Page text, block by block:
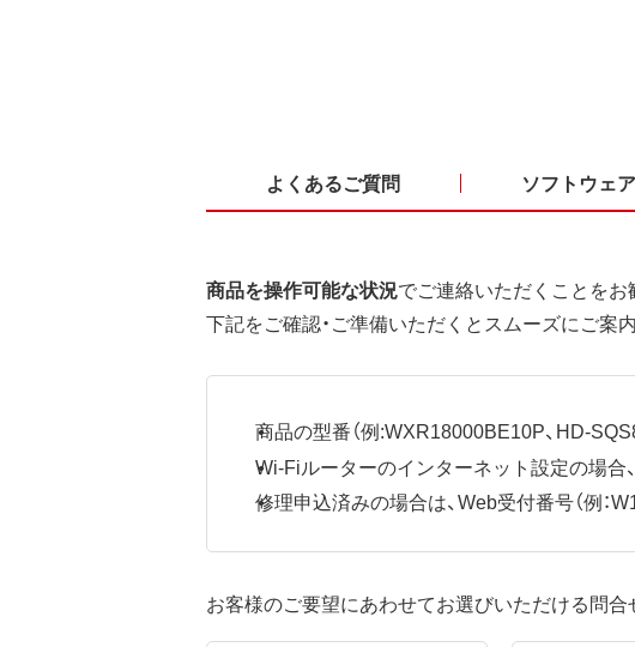
よくあるご質問 ソフトウェア
商品を操作可能な状況でご連絡いただくことを
下記をご確認・ご準備いただくとスムーズにご案
商品の型番（例:WXR18000BE10P、HD-
Wi-Fiルーターのインターネット設定の場
修理申込済みの場合は、Web受付番号（例：
お客様のご要望にあわせてお選びいただける問合